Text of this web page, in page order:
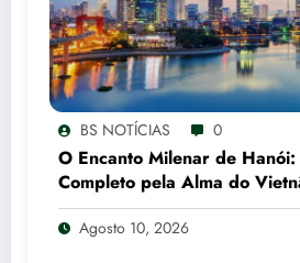
BS NOTÍCIAS 0
O Encanto Milenar de Hanói:
Completo pela Alma do
Agosto 10, 2026